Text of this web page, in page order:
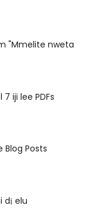
"Mmelite nweta
7 iji lee PDFs
Posts
dị elu